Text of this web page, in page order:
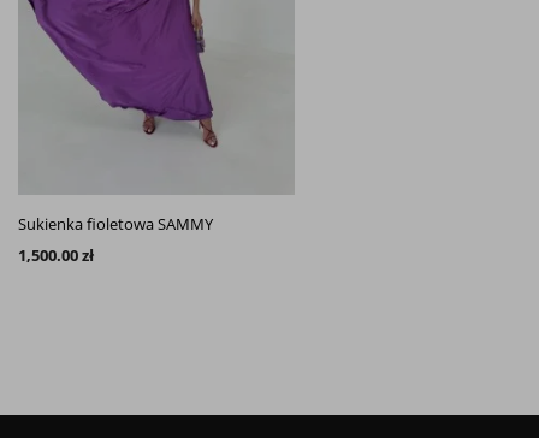
Sukienka fioletowa SAMMY
1,500.00 zł